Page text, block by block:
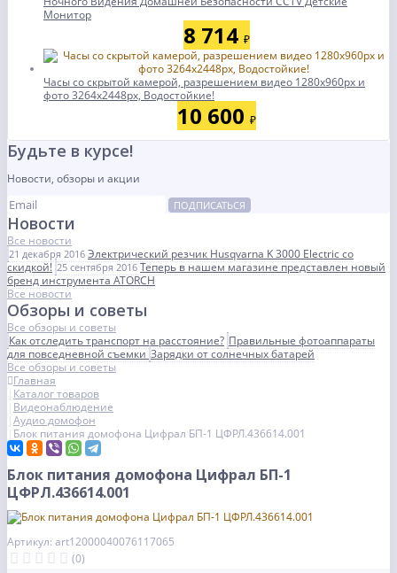
Монитор
8 714 ₽
Часы со скрытой камерой, разрешением видео 1280х960px и
фото 3264х2448px, Водостойкие!
10 600 ₽
Будьте в курсе!
Новости, обзоры и акции
ПОДПИСАТЬСЯ
Новости
Все новости
21 декабря 2016 Электрический резчик Husqvarna K 3000 Electric со
скидкой! 25 сентября 2016 Теперь в нашем магазине представлен новый
бренд инструмента ATORCH
Все новости
Обзоры и советы
Все обзоры и советы
Как отследить транспорт на расстояние? Правильные фотоаппараты
для повседневной съемкиЗарядки от солнечных батарей
Все обзоры и советы
Главная
Каталог товаров
Видеонаблюдение
Аудио домофон
Блок питания домофона Цифрал БП-1 ЦФРЛ.436614.001
Блок питания домофона Цифрал БП-1
ЦФРЛ.436614.001
Артикул: art12000040076117065
(0)